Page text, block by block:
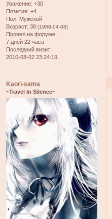
Уважение: +30
Позитив: +4
Пол: Мужской
Возраст: 38 [1988-04-08]
Провел на форуме:
7 дней 22 часа
Последний визит:
2010-08-02 23:24:19
Kaori-sama
~Travel In Silence~